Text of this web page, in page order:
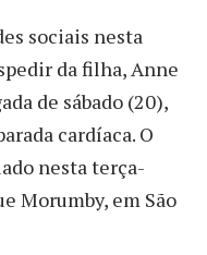
sociais nesta
da filha, Anne
de sábado (20),
cardíaca. O
nesta terça-
Morumby, em São